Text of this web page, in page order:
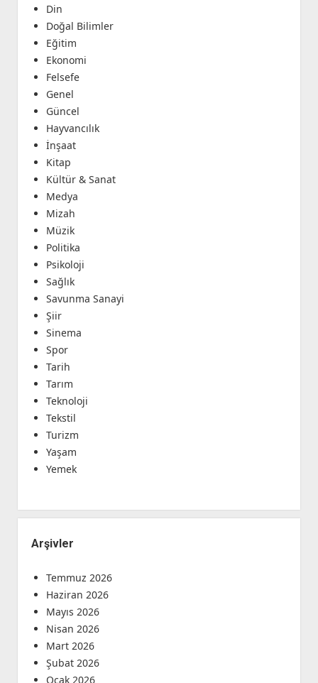
Din
Doğal Bilimler
Eğitim
Ekonomi
Felsefe
Genel
Güncel
Hayvancılık
İnşaat
Kitap
Kültür & Sanat
Medya
Mizah
Müzik
Politika
Psikoloji
Sağlık
Savunma Sanayi
Şiir
Sinema
Spor
Tarih
Tarım
Teknoloji
Tekstil
Turizm
Yaşam
Yemek
Arşivler
Temmuz 2026
Haziran 2026
Mayıs 2026
Nisan 2026
Mart 2026
Şubat 2026
Ocak 2026